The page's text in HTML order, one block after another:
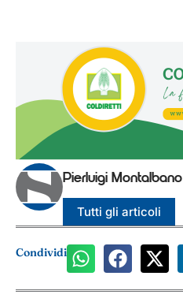
Pierluigi Montalbano
Tutti gli articoli
Condividi